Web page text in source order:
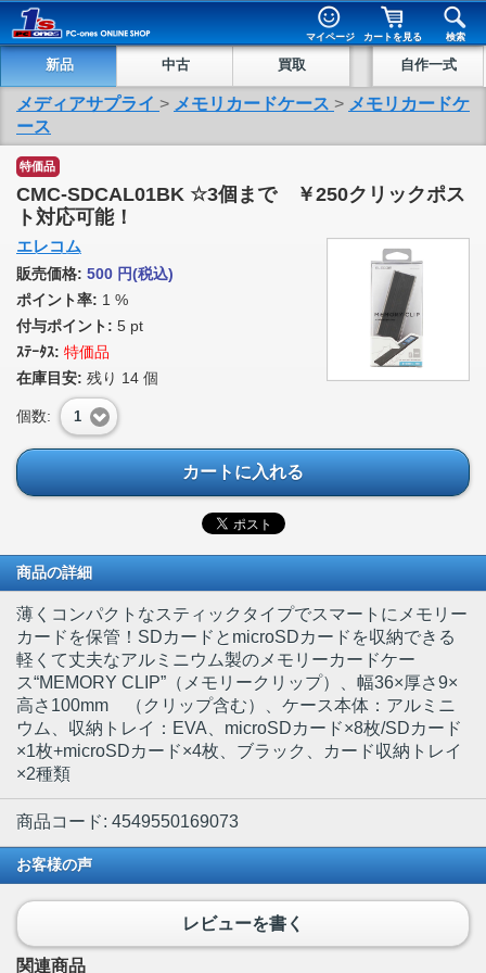
マイページ カートを見る 検索
新品 中古 買取 自作一式
メディアサプライ > メモリカードケース > メモリカードケ
ース
特価品
CMC-SDCAL01BK ☆3個まで ￥250クリックポス
ト対応可能！
エレコム
販売価格: 500 円(税込)
ポイント率: 1 %
付与ポイント: 5 pt
ｽﾃｰﾀｽ: 特価品
在庫目安: 残り 14 個
個数: 1
カートに入れる
商品の詳細
薄くコンパクトなスティックタイプでスマートにメモリー
カードを保管！SDカードとmicroSDカードを収納できる
軽くて丈夫なアルミニウム製のメモリーカードケー
ス“MEMORY CLIP”（メモリークリップ）、幅36×厚さ9×
高さ100mm （クリップ含む）、ケース本体：アルミニ
ウム、収納トレイ：EVA、microSDカード×8枚/SDカード
×1枚+microSDカード×4枚、ブラック、カード収納トレイ
×2種類
商品コード: 4549550169073
お客様の声
レビューを書く
関連商品